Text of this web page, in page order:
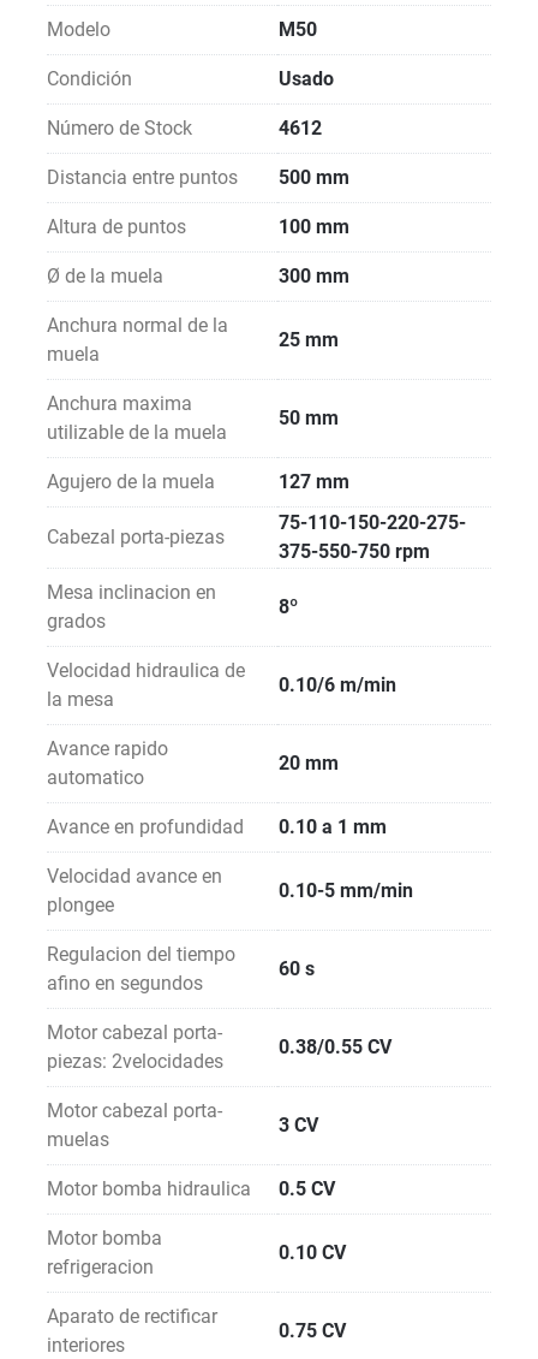
Modelo M50
Condición Usado
Número de Stock 4612
Distancia entre puntos 500 mm
Altura de puntos 100 mm
Ø de la muela 300 mm
Anchura normal de la
muela
25 mm
Anchura maxima
utilizable de la muela
50 mm
Agujero de la muela 127 mm
Cabezal porta-piezas
75-110-150-220-275-
375-550-750 rpm
Mesa inclinacion en
grados
8º
Velocidad hidraulica de
la mesa
0.10/6 m/min
Avance rapido
automatico
20 mm
Avance en profundidad 0.10 a 1 mm
Velocidad avance en
plongee
0.10-5 mm/min
Regulacion del tiempo
afino en segundos
60 s
Motor cabezal porta-
piezas: 2velocidades
0.38/0.55 CV
Motor cabezal porta-
muelas
3 CV
Motor bomba hidraulica 0.5 CV
Motor bomba
refrigeracion
0.10 CV
Aparato de rectificar
interiores
0.75 CV